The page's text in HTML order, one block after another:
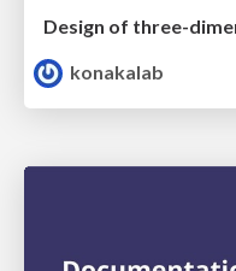
konakalab